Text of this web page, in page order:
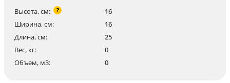
Высота, см: ?
16
Ширина, см:
16
Длина, см:
25
Вес, кг:
0
Объем, м3:
0